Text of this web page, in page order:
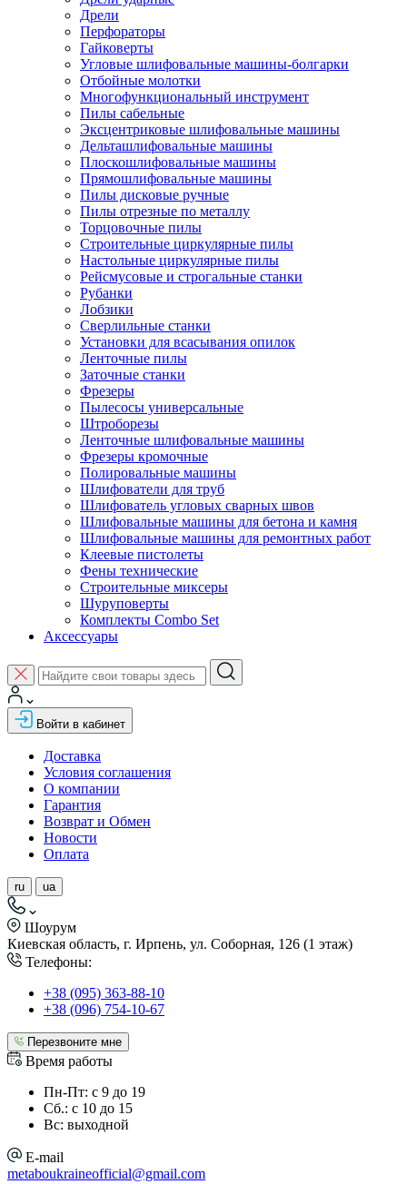
Дрели
Перфораторы
Гайковерты
Угловые шлифовальные машины-болгарки
Отбойные молотки
Многофункциональный инструмент
Пилы сабельные
Эксцентриковые шлифовальные машины
Дельташлифовальные машины
Плоскошлифовальные машины
Прямошлифовальные машины
Пилы дисковые ручные
Пилы отрезные по металлу
Торцовочные пилы
Строительные циркулярные пилы
Настольные циркулярные пилы
Рейсмусовые и строгальные станки
Рубанки
Лобзики
Сверлильные станки
Установки для всасывания опилок
Ленточные пилы
Заточные станки
Фрезеры
Пылесосы универсальные
Штроборезы
Ленточные шлифовальные машины
Фрезеры кромочные
Полировальные машины
Шлифователи для труб
Шлифователь угловых сварных швов
Шлифовальные машины для бетона и камня
Шлифовальные машины для ремонтных работ
Клеевые пистолеты
Фены технические
Строительные миксеры
Шуруповерты
Комплекты Combo Set
Аксессуары
Войти в кабинет
Доставка
Условия соглашения
О компании
Гарантия
Возврат и Обмен
Новости
Оплата
ru ua
Шоурум
Киевская область, г. Ирпень, ул. Соборная, 126 (1 этаж)
Телефоны:
+38 (095) 363-88-10
+38 (096) 754-10-67
Перезвоните мне
Время работы
Пн-Пт: с 9 до 19
Сб.: с 10 до 15
Вс: выходной
E-mail
metaboukraineofficial@gmail.com